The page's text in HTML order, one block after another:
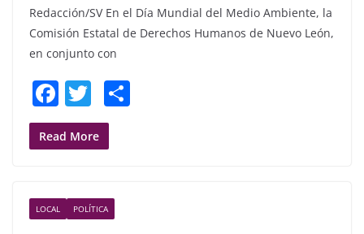
Redacción/SV En el Día Mundial del Medio Ambiente, la
Comisión Estatal de Derechos Humanos de Nuevo León,
en conjunto con
F
a
c
b
o
T
w
itt
Read More
LOCAL POLÍTICA